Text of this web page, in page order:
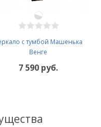
с тумбой Машенька
Венге
7 590 руб.